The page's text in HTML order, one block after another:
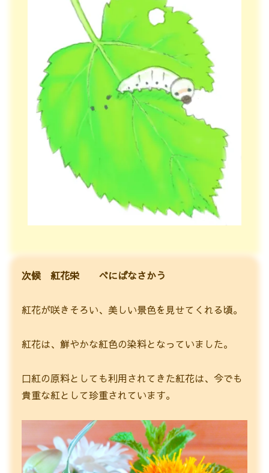
次候 紅花栄 べにばなさかう
紅花が咲きそろい、美しい景色を見せてくれる頃。
紅花は、鮮やかな紅色の染料となっていました。
口紅の原料としても利用されてきた紅花は、今でも
貴重な紅として珍重されています。